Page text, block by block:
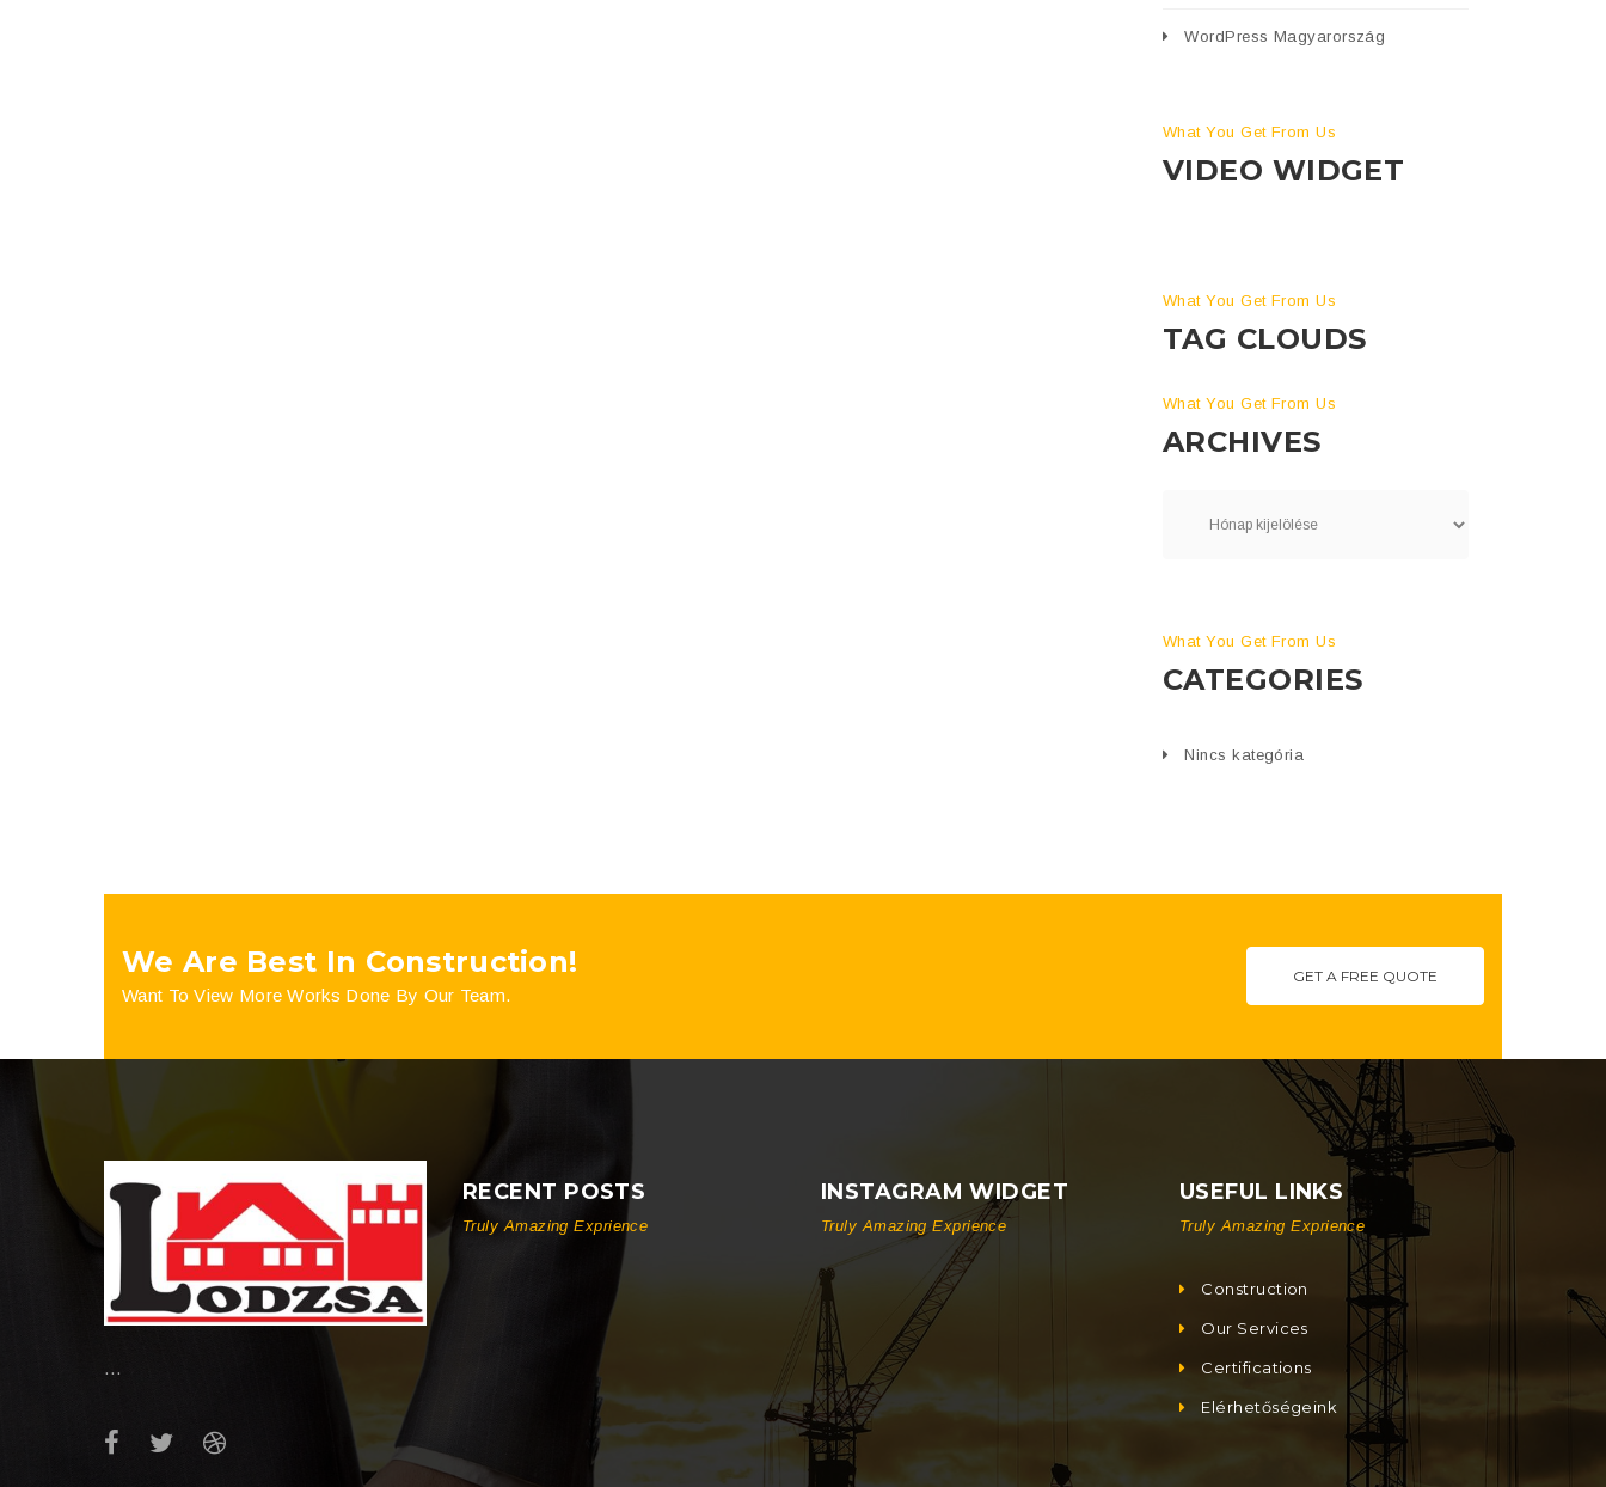
WordPress Magyarország
What You Get From Us
VIDEO WIDGET
What You Get From Us
TAG CLOUDS
What You Get From Us
ARCHIVES
What You Get From Us
CATEGORIES
Nincs kategória
We Are Best In Construction!
Want To View More Works Done By Our Team.
GET A FREE QUOTE
…
RECENT POSTS
Truly Amazing Exprience
INSTAGRAM WIDGET
Truly Amazing Exprience
USEFUL LINKS
Truly Amazing Exprience
Construction
Our Services
Certifications
Elérhetőségeink